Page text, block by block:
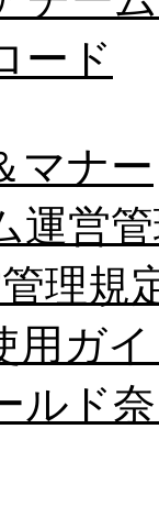
ード
マナー
運営
理規
用ガ
ルド